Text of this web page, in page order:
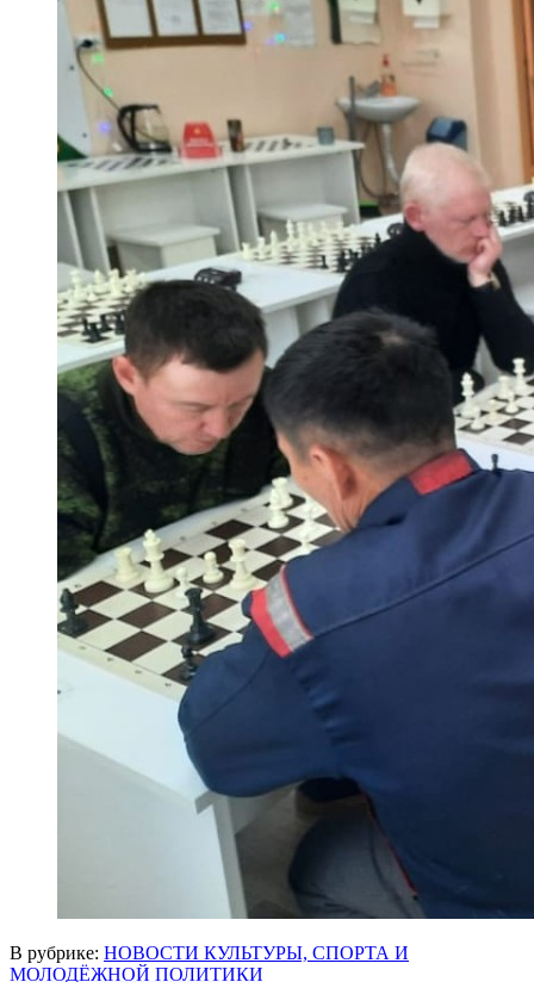
В рубрике: НОВОСТИ КУЛЬТУРЫ, СПОРТА И
МОЛОДЁЖНОЙ ПОЛИТИКИ